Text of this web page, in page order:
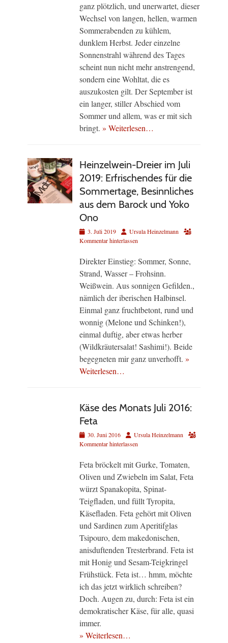
ganz plötzlich, und unerwartet, dieser
Wechsel von langen, hellen, warmen
Sommerabenden zu kühlem,
dunklem Herbst. Jeder einzelne
Sonnenstrahl während des Tages
scheint nun nicht mehr anstrengend,
sondern eine Wohltat, die es
auszukosten gilt. Der September ist
ein langer, stiller Abschied vom
Sommer und allem, was er mit sich
bringt. » Weiterlesen…
Heinzelwein-Dreier im Juli
2019: Erfrischendes für die
Sommertage, Besinnliches
aus dem Barock und Yoko
Ono
Veröffentlicht
am
3. Juli 2019 AutorUrsula Heinzelmann
Kommentar hinterlassen
Direkter Einstieg: Sommer, Sonne,
Strand, Wasser – Frohsinn.
Weißwein. Aus sonnigen Gefilden.,
nämlich der iberischen Halbinsel.
Einmal ganz fruchtbetont, rund und
wonnig (Melone und Schinken!),
einmal duftig, aber etwas herber
(Wildkräutersalat! Sashimi!). Beide
begegneten mir ganz unverhofft. »
Weiterlesen…
Käse des Monats Juli 2016:
Feta
Veröffentlicht
am
30. Juni 2016 AutorUrsula Heinzelmann
Kommentar hinterlassen
Feta bröckelt mit Gurke, Tomaten,
Oliven und Zwiebeln im Salat, Feta
würzt Spanakopita, Spinat-
Teigfladen, und füllt Tyropita,
Käsefladen. Feta gehört mit Oliven
und Sardinen zum Aperitifglas
Tsipouro, dem makedonischen,
anisduftenden Tresterbrand. Feta ist
mit Honig und Sesam-Teigkringel
Frühstück. Feta ist… hmm, möchte
ich das jetzt wirklich schreiben?
Doch. Augen zu, durch: Feta ist ein
demokratischer Käse, für alle, quasi
immer.
» Weiterlesen…